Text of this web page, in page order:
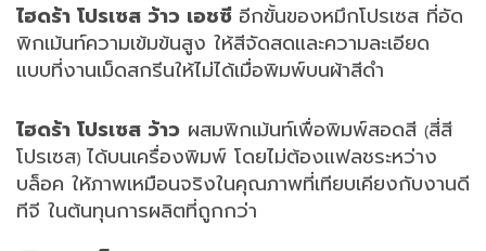
ไฮดร้า โปรเซส ว้าว เอชซี อีกขั้นของหมึกโปรเซส ที่อัด
พิกเม้นท์ความเข้มข้นสูง ให้สีจัดสดและความละเอียด
แบบที่งานเม็ดสกรีนให้ไม่ได้เมื่อพิมพ์บนผ้าสีดำ
ไฮดร้า โปรเซส ว้าว ผสมพิกเม้นท์เพื่อพิมพ์สอดสี (สี่สี
โปรเซส) ได้บนเครื่องพิมพ์ โดยไม่ต้องแฟลชระหว่าง
บล็อค ให้ภาพเหมือนจริงในคุณภาพที่เทียบเคียงกับงานดี
ทีจี ในต้นทุนการผลิตที่ถูกกว่า